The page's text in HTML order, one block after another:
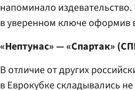
напоминало
в уверенном ключе оформив
«Нептунас» — «Спартак»
В отличие от других
в Еврокубке складывались